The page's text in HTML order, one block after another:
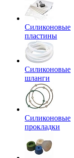
Силиконовые
пластины
Силиконовые
шланги
Силиконовые
прокладки